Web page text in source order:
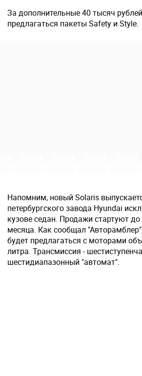
За дополнительные 40 тысяч
предлагаться пакеты Safety и Style.
Напомним, новый Solaris
петербургского завода Hyundai
кузове седан. Продажи стартуют
месяца. Как сообщал
будет предлагаться c моторами
литра. Трансмиссия -
шестидиапазонный "автомат".